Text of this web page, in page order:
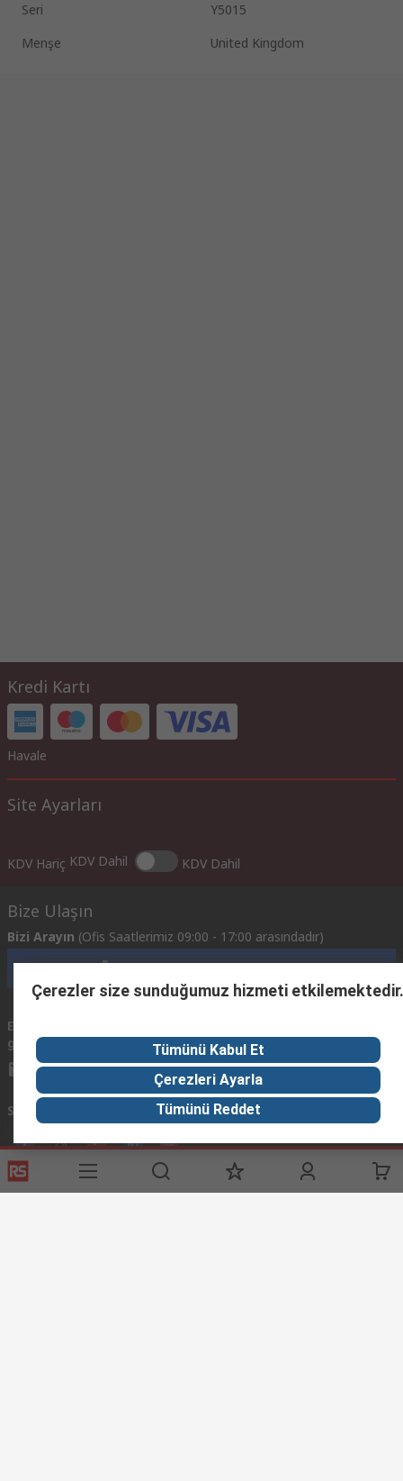
Seri
Y5015
Menşe
United Kingdom
Kredi Kartı
Havale
Site Ayarları
KDV Hariç KDV Dahil KDV Dahil
Bize Ulaşın
Bizi Arayın (Ofis Saatlerimiz 09:00 - 17:00 arasındadır)
Müşteri Hizmetlerine Ulaşın
Email
gönderin
çalışacağız.
info@imeturkey.com
Sosyal Medyada Biz
Çerezler size sunduğumuz hizmeti etkilemektedir.
Tümünü Kabul Et
Çerezleri Ayarla
Tümünü Reddet